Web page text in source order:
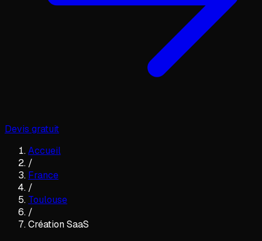
Devis gratuit
Accueil
/
France
/
Toulouse
/
Création SaaS